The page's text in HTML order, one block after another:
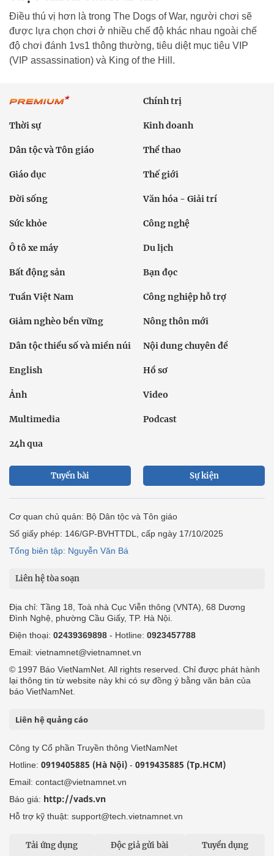
Điều thú vị hơn là trong The Dogs of War, người chơi sẽ
được lựa chọn chơi ở nhiều chế độ khác nhau ngoài chế
độ chơi đánh 1vs1 thông thường, tiêu diệt mục tiêu VIP
(VIP assassination) và King of the Hill.
Chính trị
Thời sự Kinh doanh
Dân tộc và Tôn giáo Thể thao
Giáo dục Thế giới
Đời sống Văn hóa - Giải trí
Sức khỏe Công nghệ
Ô tô xe máy Du lịch
Bất động sản Bạn đọc
Tuần Việt Nam Công nghiệp hỗ trợ
Giảm nghèo bền vững Nông thôn mới
Dân tộc thiểu số và miền núi Nội dung chuyên đề
English Hồ sơ
Ảnh Video
Multimedia Podcast
24h qua
Tuyến bài Sự kiện
Cơ quan chủ quản: Bộ Dân tộc và Tôn giáo
Số giấy phép: 146/GP-BVHTTDL, cấp ngày 17/10/2025
Tổng biên tập: Nguyễn Văn Bá
Liên hệ tòa soạn
Địa chỉ: Tầng 18, Toà nhà Cục Viễn thông (VNTA), 68 Dương
Đình Nghệ, phường Cầu Giấy, TP. Hà Nội.
Điện thoại: 02439369898 - Hotline: 0923457788
Email: vietnamnet@vietnamnet.vn
© 1997 Báo VietNamNet. All rights reserved. Chỉ được phát hành
lại thông tin từ website này khi có sự đồng ý bằng văn bản của
báo VietNamNet.
Liên hệ quảng cáo
Công ty Cổ phần Truyền thông VietNamNet
Hotline: 0919405885 (Hà Nội) - 0919435885 (Tp.HCM)
Email: contact@vietnamnet.vn
Báo giá: http://vads.vn
Hỗ trợ kỹ thuật: support@tech.vietnamnet.vn
Tải ứng dụng Độc giả gửi bài Tuyển dụng